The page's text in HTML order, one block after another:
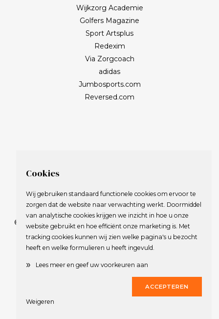
Wijkzorg Academie
Golfers Magazine
Sport Artsplus
Redexim
Via Zorgcoach
adidas
Jumbosports.com
Reversed.com
© 2009-2023 Nederlandse Vereniging van Golfspelende
Journalisten.
Alle rechten voorbehouden.
Privacy Statement
Deze website werd gerealiseerd doorDirk
Cookies
Wij gebruiken standaard functionele cookies om ervoor te
zorgen dat de website naar verwachting werkt. Doormiddel
van analytische cookies krijgen we inzicht in hoe u onze
website gebruikt en hoe efficiënt onze marketing is. Met
tracking cookies kunnen wij zien welke pagina's u bezocht
heeft en welke formulieren u heeft ingevuld.
» Lees meer en geef uw voorkeuren aan
ACCEPTEREN
Weigeren